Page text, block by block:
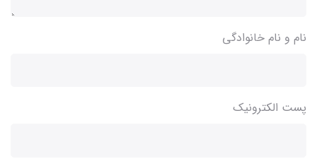
نام و نام خانوادگی
پست الکترونیک